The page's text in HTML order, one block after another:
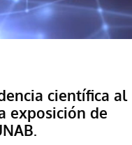
científica al
exposición de